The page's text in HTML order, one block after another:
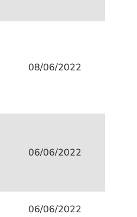
08/06/2022
06/06/2022
06/06/2022